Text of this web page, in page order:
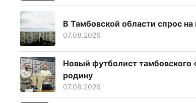
В Тамбовской области спрос
07.08.2026
Новый футболист тамбовского
родину
07.08.2026